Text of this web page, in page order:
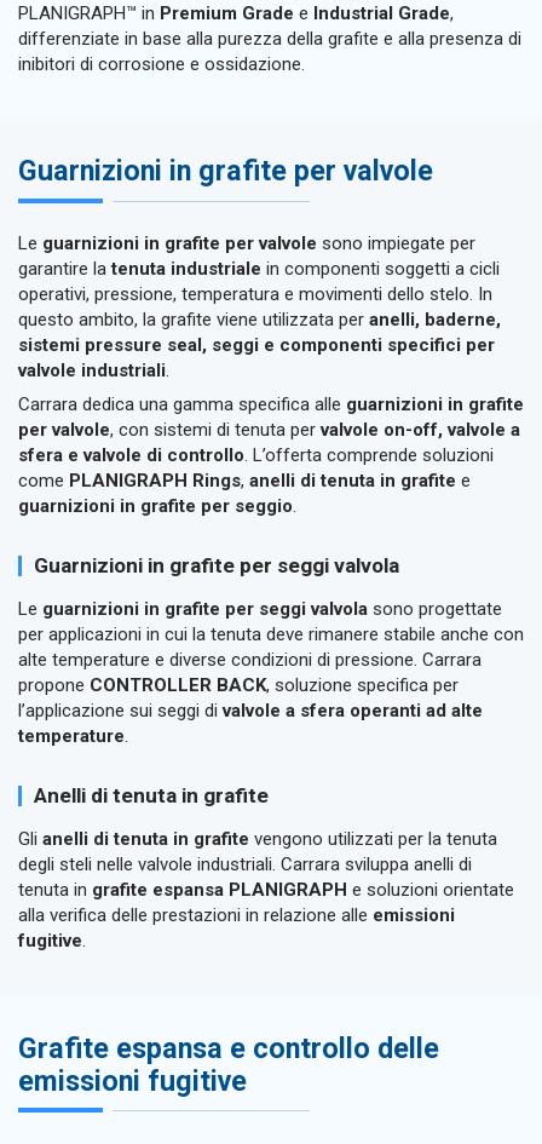
PLANIGRAPH™ in Premium Grade e Industrial Grade,
differenziate in base alla purezza della grafite e alla presenza di
inibitori di corrosione e ossidazione.
Guarnizioni in grafite per valvole
Le guarnizioni in grafite per valvole sono impiegate per
garantire latenuta industriale in componenti soggetti a cicli
operativi, pressione, temperatura e movimenti dello stelo. In
questo ambito, la grafite viene utilizzata per anelli, baderne,
sistemi pressure seal, seggi e componenti specifici per
valvole industriali.
Carrara dedica una gamma specifica alle guarnizioni in grafite
per valvole, con sistemi di tenuta pervalvole on-off, valvole a
sfera e valvole di controllo. L’offerta comprende soluzioni
come PLANIGRAPH Rings, anelli di tenuta in grafite e
guarnizioni in grafite per seggio.
Guarnizioni in grafite per seggi valvola
Le guarnizioni in grafite per seggi valvola sono progettate
per applicazioni in cui la tenuta deve rimanere stabile anche con
alte temperature e diverse condizioni di pressione. Carrara
propone CONTROLLER BACK, soluzione specifica per
l’applicazione sui seggi divalvole a sfera operanti ad alte
temperature.
Anelli di tenuta in grafite
Gli anelli di tenuta in grafite vengono utilizzati per la tenuta
degli steli nelle valvole industriali. Carrara sviluppa anelli di
tenuta in grafite espansa PLANIGRAPH e soluzioni orientate
alla verifica delle prestazioni in relazione alle emissioni
fugitive.
Grafite espansa e controllo delle
emissioni fugitive